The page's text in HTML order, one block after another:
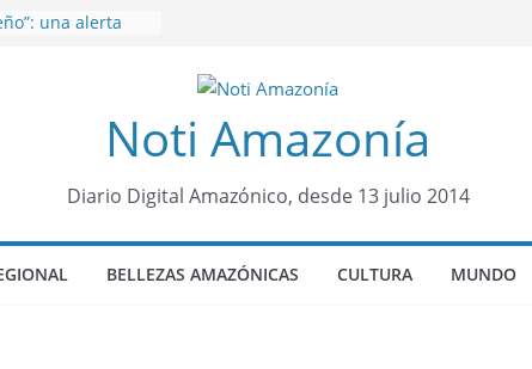
una alerta
encontrados
de Alison,
sensación de
Colo de Chile
Noti Amazonía
Diario Digital Amazónico, desde 13 julio 2014
BELLEZAS AMAZÓNICAS CULTURA MUNDO